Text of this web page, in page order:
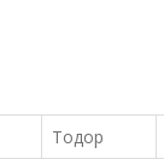
Тодор